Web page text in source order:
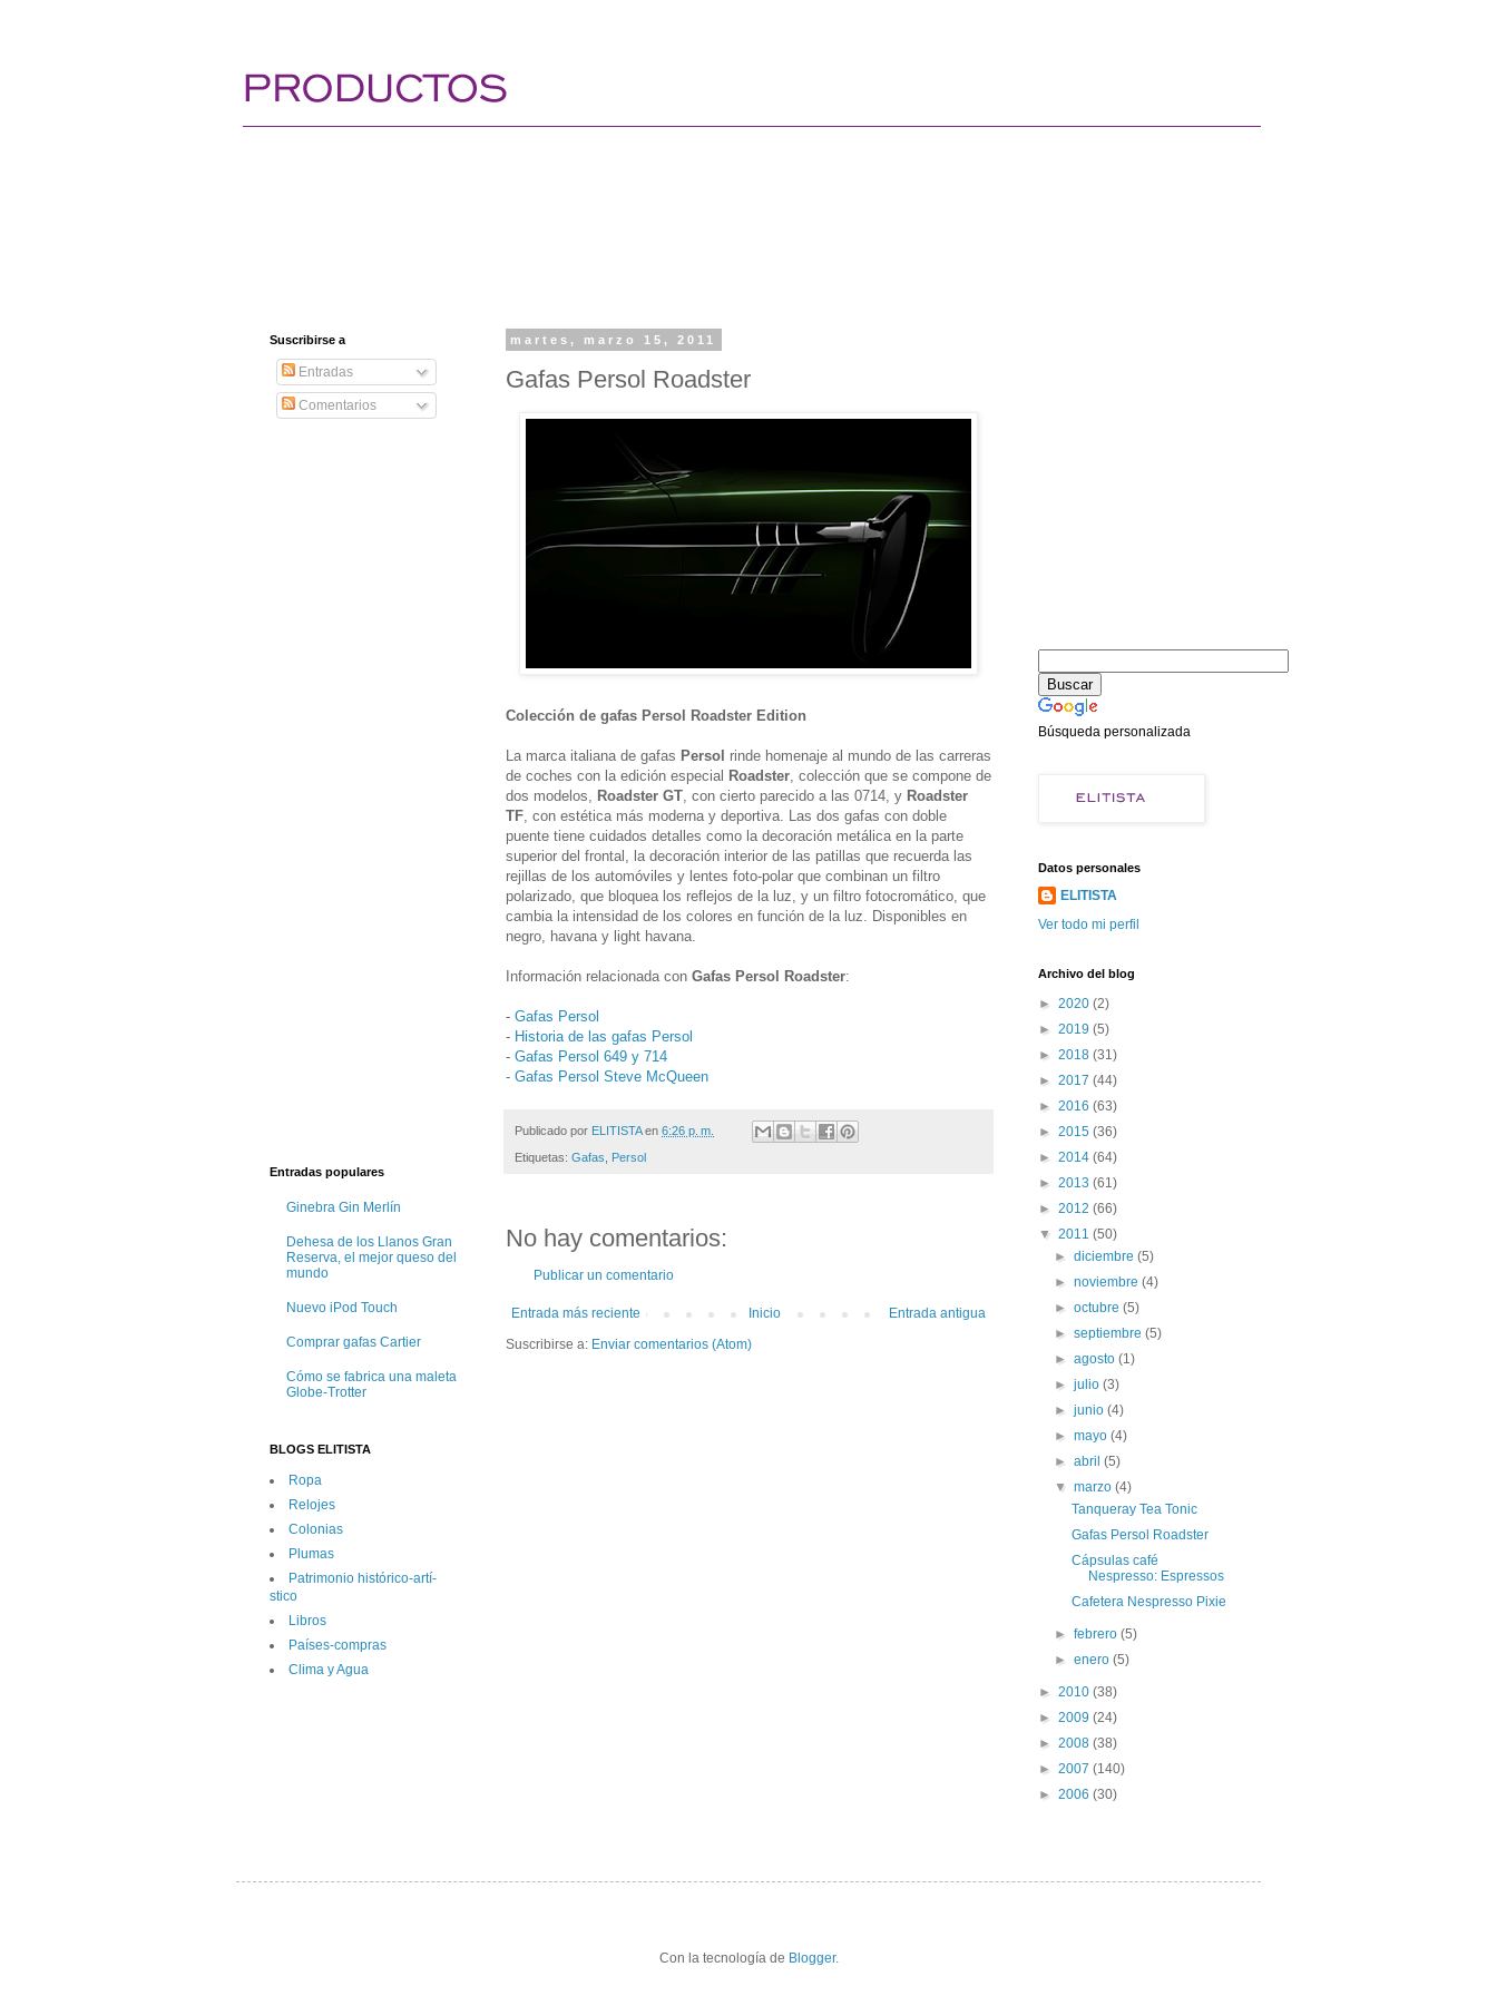
martes, marzo 15, 2011
Gafas Persol Roadster
Colección de gafas Persol Roadster Edition
La marca italiana de gafas Persol rinde homenaje al mundo de las carreras
de coches con la edición especial Roadster , colección que se compone de
dos modelos, Roadster GT , con cierto parecido a las 0714, y Roadster
TF , con estética más moderna y deportiva. Las dos gafas con doble
puente tiene cuidados detalles como la decoración metálica en la parte
superior del frontal, la decoración interior de las patillas que recuerda las
rejillas de los automóviles y lentes foto-polar que combinan un filtro
polarizado, que bloquea los reflejos de la luz, y un filtro fotocromático, que
cambia la intensidad de los colores en función de la luz. Disponibles en
negro, havana y light havana.
Información relacionada con Gafas Persol Roadster:
- Gafas Persol
- Historia de las gafas Persol
- Gafas Persol 649 y 714
- Gafas Persol Steve McQueen
Publicado por ELITISTA en 6:26 p. m.
Etiquetas: Gafas Persol
No hay comentarios:
Publicar un comentario
Entrada más reciente Entrada antigua
Inicio
Suscribirse a: Enviar comentarios (Atom)
Suscribirse a
Entradas
Comentarios
Entradas populares
Ginebra Gin Merlín
Dehesa de los Llanos Gran
Reserva, el mejor queso del
mundo
Nuevo iPod Touch
Comprar gafas Cartier
Cómo se fabrica una maleta
Globe-Trotter
BLOGS ELITISTA
Ropa
Relojes
Colonias
Plumas
Patrimonio histórico-artí­
stico
Libros
Paí­ses-compras
Clima y Agua
Búsqueda personalizada
Datos personales
ELITISTA
Ver todo mi perfil
Archivo del blog
► 2020 (2)
► 2019 (5)
► 2018 (31)
► 2017 (44)
► 2016 (63)
► 2015 (36)
► 2014 (64)
► 2013 (61)
► 2012 (66)
▼ 2011 (50)
►diciembre(5)
►noviembre(4)
►octubre(5)
►septiembre(5)
►agosto(1)
►julio(3)
►junio(4)
►mayo(4)
►abril(5)
▼marzo(4)
Tanqueray Tea Tonic
Gafas Persol Roadster
Cápsulas café
Nespresso: Espressos
Cafetera Nespresso Pixie
►febrero(5)
►enero(5)
► 2010 (38)
► 2009 (24)
► 2008 (38)
► 2007 (140)
► 2006 (30)
Con la tecnología de Blogger.